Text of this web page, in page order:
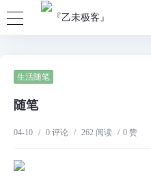
生活随笔
随笔
04-10 / 0 评论 / 262 阅读 / 0 赞